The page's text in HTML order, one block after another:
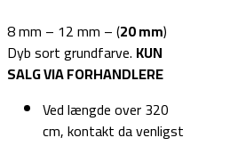
8 mm – 12 mm – (20 mm)
Dyb sort grundfarve. KUN
SALG VIA FORHANDLERE
Ved længde over 320
cm, kontakt da venligst